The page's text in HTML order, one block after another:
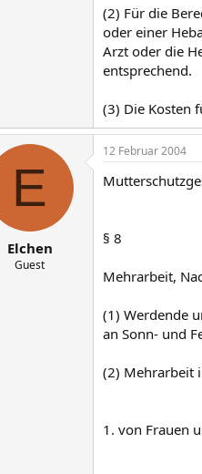
(2) Für die
oder einer
Arzt oder die
entsprechend.
(3) Die Kosten
E
Elchen
Guest
12 Februar 2004
§ 8
Mehrarbeit,
(1) Werdende
an Sonn- und
(2) Mehrarbeit
1. von Frauen